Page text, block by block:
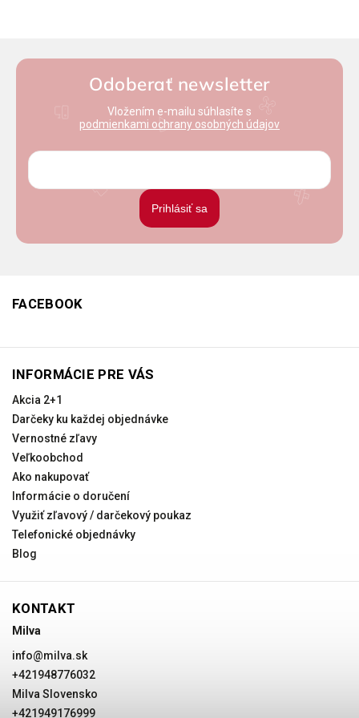
Odoberať newsletter
Vložením e-mailu súhlasíte s
podmienkami ochrany osobných údajov
Prihlásiť sa
FACEBOOK
INFORMÁCIE PRE VÁS
Akcia 2+1
Darčeky ku každej objednávke
Vernostné zľavy
Veľkoobchod
Ako nakupovať
Informácie o doručení
Využiť zľavový / darčekový poukaz
Telefonické objednávky
Blog
KONTAKT
Milva
info@milva.sk
+421948776032
Milva Slovensko
+421949176999